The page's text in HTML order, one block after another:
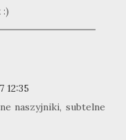
:)
12:35
naszyjniki, subtelne